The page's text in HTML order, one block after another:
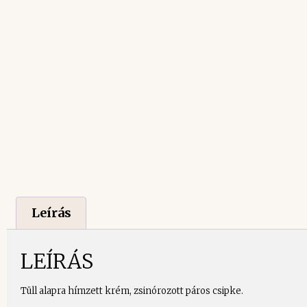
Leírás
LEÍRÁS
Tüll alapra hímzett krém, zsinórozott páros csipke.